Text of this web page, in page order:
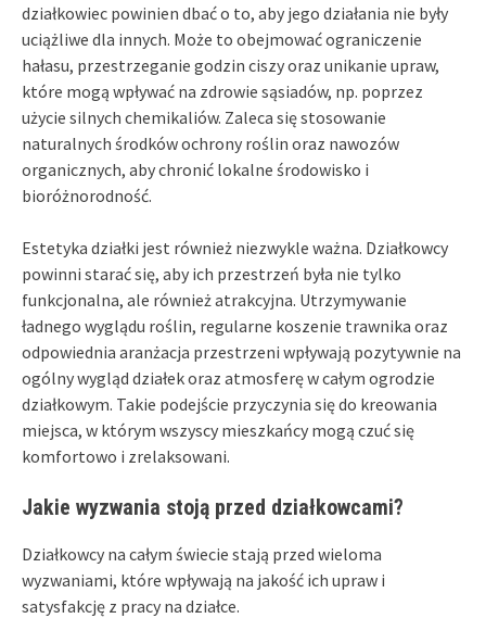
działkowiec powinien dbać o to, aby jego działania nie były
uciążliwe dla innych. Może to obejmować ograniczenie
hałasu, przestrzeganie godzin ciszy oraz unikanie upraw,
które mogą wpływać na zdrowie sąsiadów, np. poprzez
użycie silnych chemikaliów. Zaleca się stosowanie
naturalnych środków ochrony roślin oraz nawozów
organicznych, aby chronić lokalne środowisko i
bioróżnorodność.
Estetyka działki jest również niezwykle ważna. Działkowcy
powinni starać się, aby ich przestrzeń była nie tylko
funkcjonalna, ale również atrakcyjna. Utrzymywanie
ładnego wyglądu roślin, regularne koszenie trawnika oraz
odpowiednia aranżacja przestrzeni wpływają pozytywnie na
ogólny wygląd działek oraz atmosferę w całym ogrodzie
działkowym. Takie podejście przyczynia się do kreowania
miejsca, w którym wszyscy mieszkańcy mogą czuć się
komfortowo i zrelaksowani.
Jakie wyzwania stoją przed działkowcami?
Działkowcy na całym świecie stają przed wieloma
wyzwaniami, które wpływają na jakość ich upraw i
satysfakcję z pracy na działce.